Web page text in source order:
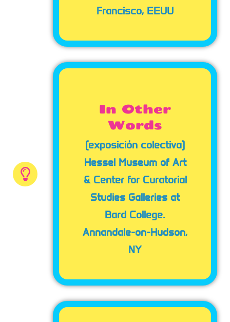
Francisco, EEUU
In Other
Words
(exposición colectiva)
Hessel Museum of Art
& Center for Curatorial
Studies Galleries at
Bard College.
Annandale-on-Hudson,
NY